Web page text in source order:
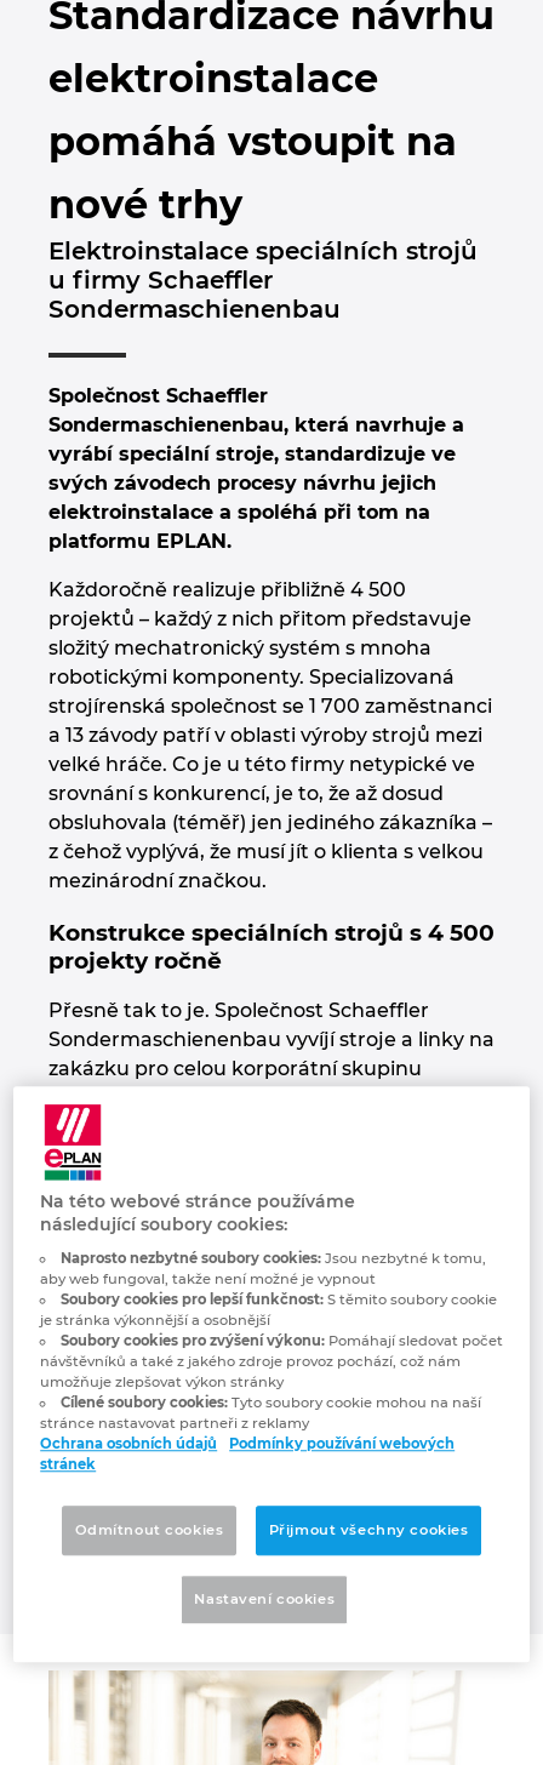
Standardizace návrhu
elektroinstalace
pomáhá vstoupit na
nové trhy
Elektroinstalace speciálních strojů
u firmy Schaeffler
Sondermaschienenbau
Společnost Schaeffler
Sondermaschienenbau, která navrhuje a
vyrábí speciální stroje, standardizuje ve
svých závodech procesy návrhu jejich
elektroinstalace a spoléhá při tom na
platformu EPLAN.
Každoročně realizuje přibližně 4 500
projektů – každý z nich přitom představuje
složitý mechatronický systém s mnoha
robotickými komponenty. Specializovaná
strojírenská společnost se 1 700 zaměstnanci
a 13 závody patří v oblasti výroby strojů mezi
velké hráče. Co je u této firmy netypické ve
srovnání s konkurencí, je to, že až dosud
obsluhovala (téměř) jen jediného zákazníka –
z čehož vyplývá, že musí jít o klienta s velkou
mezinárodní značkou.
Konstrukce speciálních strojů s 4 500
projekty ročně
Přesně tak to je. Společnost Schaeffler
Sondermaschienenbau vyvíjí stroje a linky na
zakázku pro celou korporátní skupinu
okolo 84 200 zaměstnanců ve 170 závodech
po celém světě a obrat 14,4 miliardy eur (za
rok 2019). Schaeffler Sondermaschinenbau
se soustředí na výrobu montážních systémů
tohoto celosvětově působícího dodavatele
automobilového průmyslu.
Největší podíl výroby tedy představují stroje
požadované závody vlastní korporátní
skupiny. Mezi nedávné špičkové projekty
patří vývoj a realizace složitých montážních a
testovacích linek pro moduly hybridních
elektrické pohony náprav. To jsou jen dva
příklady ze 4 500 projektů, které tato divize
firmy Schaeffler ročně realizuje.
EPLAN Education pro školy
EPLAN Education pro studenty
EPLAN aplikace pro spolupráci
Kontakty
Bulharsko
Česká republika
Čína
Dánsko
Filipíny
Finsko
Francie
Chile
China Taiwan
Indie
Indonesie
Irsko
Itálie
Izrael
Japonsko
Jihoafrická republika
Jižní Korea
Kanada
Kolumbie
Litva
Lucembursko
Maďarsko
Malajsie
Německo
Norsko
Nový Zéland
Na této webové stránce používáme
následující soubory cookies:
Naprosto nezbytné soubory cookies:Jsou nezbytné k tomu,
aby web fungoval, takže není možné je vypnout
Soubory cookies pro lepší funkčnost:S těmito soubory cookie
je stránka výkonnější a osobnější
Soubory cookies pro zvýšení výkonu:Pomáhají sledovat počet
návštěvníků a také z jakého zdroje provoz pochází, což nám
umožňuje zlepšovat výkon stránky
Cílené soubory cookies:Tyto soubory cookie mohou na naší
stránce nastavovat partneři z reklamy
Ochrana osobních údajů
Podmínky používání webových
stránek
Odmítnout cookies Přijmout všechny cookies
Nastavení cookies